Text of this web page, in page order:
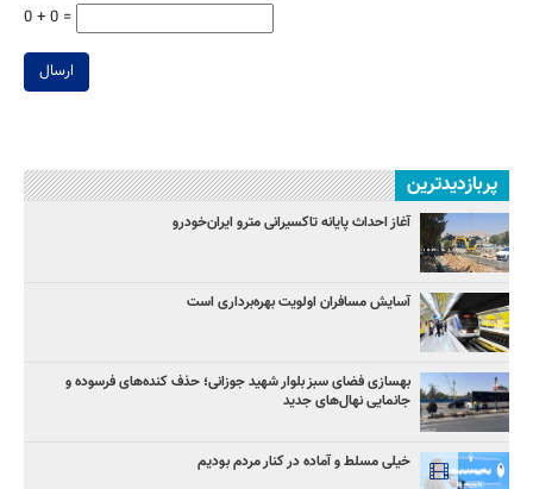
0 + 0 =
ارسال
پربازدیدترین
آغاز احداث پایانه تاکسیرانی مترو ایران‌خودرو
آسایش مسافران اولویت بهره‌برداری است
بهسازی فضای سبز بلوار شهید جوزانی؛ حذف کنده‌های فرسوده و
جانمایی نهال‌های جدید
خیلی مسلط و آماده در کنار مردم بودیم